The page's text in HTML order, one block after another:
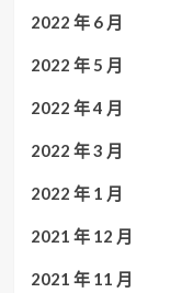
2022 年 6 月
2022 年 5 月
2022 年 4 月
2022 年 3 月
2022 年 1 月
2021 年 12 月
2021 年 11 月